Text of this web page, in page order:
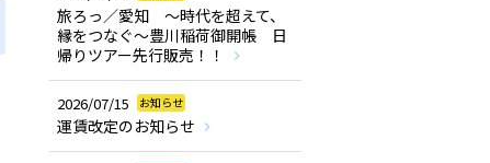
旅ろっ／愛知 ～時代を超えて、
縁をつなぐ～豊川稲荷御開帳 日
帰りツアー先行販売！！
2026/07/15 お知らせ
運賃改定のお知らせ